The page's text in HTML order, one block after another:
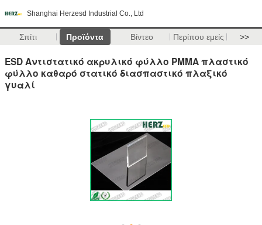
Shanghai Herzesd Industrial Co., Ltd
Σπίτι Προϊόντα Βίντεο Περίπου εμείς >>
ESD Αντιστατικό ακρυλικό φύλλο PMMA πλαστικό
φύλλο καθαρό στατικό διασπαστικό πλαξικό
γυαλί